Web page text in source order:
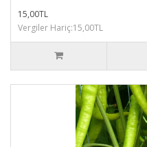
15,00TL
Vergiler Hariç:15,00TL